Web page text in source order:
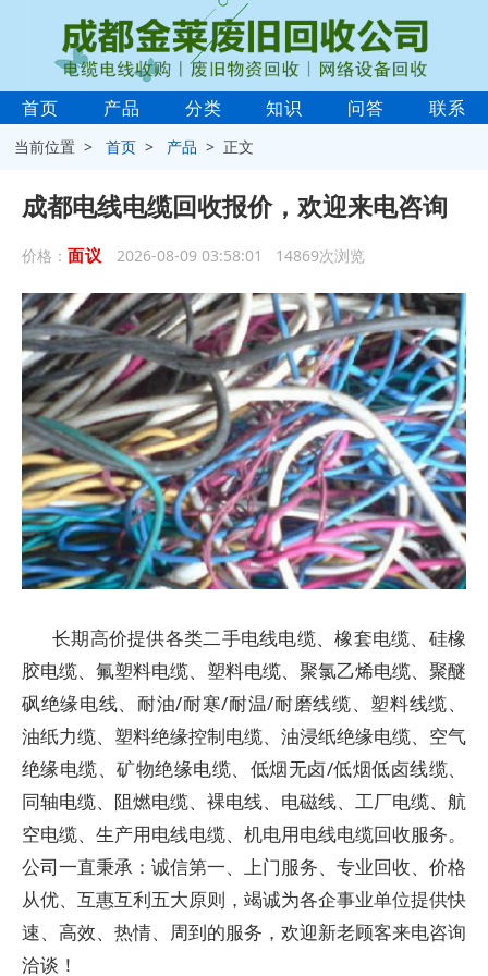
首页 产品 分类 知识 问答 联系
当前位置 >首页 > 产品 > 正文
成都电线电缆回收报价，欢迎来电咨询
价格： 面议 2026-08-09 03:58:01 14869次浏览
长期高价提供各类二手电线电缆、橡套电缆、硅橡
胶电缆、氟塑料电缆、塑料电缆、聚氯乙烯电缆、聚醚
砜绝缘电线、耐油/耐寒/耐温/耐磨线缆、塑料线缆、
油纸力缆、塑料绝缘控制电缆、油浸纸绝缘电缆、空气
绝缘电缆、矿物绝缘电缆、低烟无卤/低烟低卤线缆、
同轴电缆、阻燃电缆、裸电线、电磁线、工厂电缆、航
空电缆、生产用电线电缆、机电用电线电缆回收服务。
公司一直秉承：诚信第一、上门服务、专业回收、价格
从优、互惠互利五大原则，竭诚为各企事业单位提供快
速、高效、热情、周到的服务，欢迎新老顾客来电咨询
洽谈！